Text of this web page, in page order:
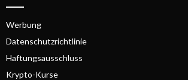
Werbung
Datenschutzrichtlinie
Haftungsausschluss
Krypto-Kurse